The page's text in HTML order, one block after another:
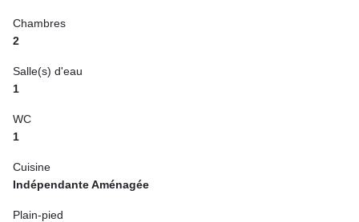
Chambres
2
Salle(s) d'eau
1
WC
1
Cuisine
Indépendante Aménagée
Plain-pied